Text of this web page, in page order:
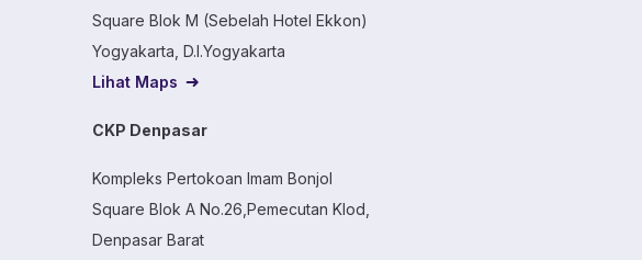
Square Blok M (Sebelah Hotel Ekkon)
Yogyakarta, D.I.Yogyakarta
Lihat Maps
CKP Denpasar
Kompleks Pertokoan Imam Bonjol
Square Blok A No.26,Pemecutan Klod,
Denpasar Barat